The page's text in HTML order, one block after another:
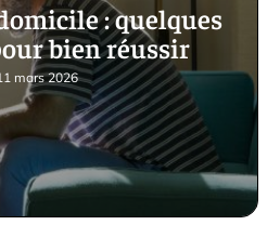
: quelques
bien réussir
mars 2026